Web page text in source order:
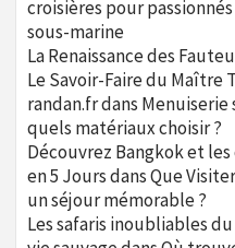
croisières pour
sous-marine
La Renaissance des
Le Savoir-Faire du Maître
randan.frdans Menuiserie
quels matériaux choisir ?
Découvrez Bangkok et les
en 5 JoursdansQue
un séjour mémorable ?
Les safaris inoubliables